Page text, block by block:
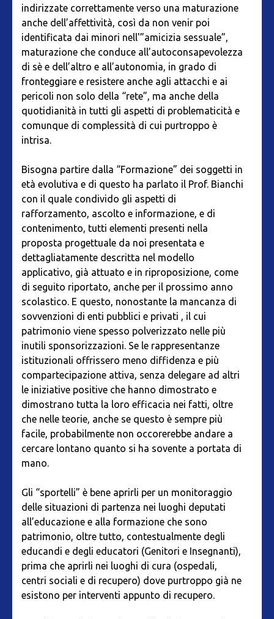
indirizzate correttamente verso una maturazione
anche dell’affettività, così da non venir poi
identificata dai minori nell'”amicizia sessuale”,
maturazione che conduce all’autoconsapevolezza
di sè e dell’altro e all’autonomia, in grado di
fronteggiare e resistere anche agli attacchi e ai
pericoli non solo della “rete”, ma anche della
quotidianità in tutti gli aspetti di problematicità e
comunque di complessità di cui purtroppo è
intrisa.
Bisogna partire dalla “Formazione” dei soggetti in
età evolutiva e di questo ha parlato il Prof. Bianchi
con il quale condivido gli aspetti di
rafforzamento, ascolto e informazione, e di
contenimento, tutti elementi presenti nella
proposta progettuale da noi presentata e
dettagliatamente descritta nel modello
applicativo, già attuato e in riproposizione, come
di seguito riportato, anche per il prossimo anno
scolastico. E questo, nonostante la mancanza di
sovvenzioni di enti pubblici e privati , il cui
patrimonio viene spesso polverizzato nelle più
inutili sponsorizzazioni. Se le rappresentanze
istituzionali offrissero meno diffidenza e più
compartecipazione attiva, senza delegare ad altri
le iniziative positive che hanno dimostrato e
dimostrano tutta la loro efficacia nei fatti, oltre
che nelle teorie, anche se questo è sempre più
facile, probabilmente non occorerebbe andare a
cercare lontano quanto si ha sovente a portata di
mano.
Gli “sportelli” è bene aprirli per un monitoraggio
delle situazioni di partenza nei luoghi deputati
all’educazione e alla formazione che sono
patrimonio, oltre tutto, contestualmente degli
educandi e degli educatori (Genitori e Insegnanti),
prima che aprirli nei luoghi di cura (ospedali,
centri sociali e di recupero) dove purtroppo già ne
esistono per interventi appunto di recupero.